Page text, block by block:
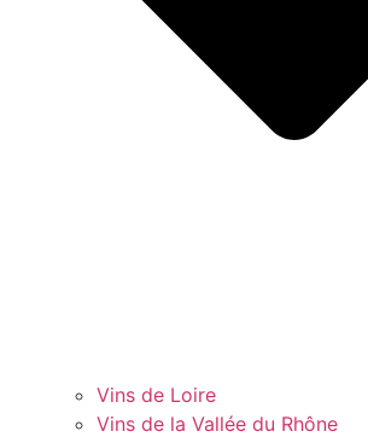
Vins de Loire
Vins de la Vallée du Rhône